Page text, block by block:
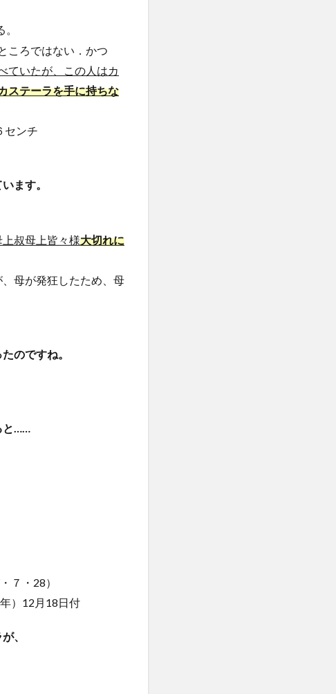
ころではない．かつ
ていたが、この人はカ
ステーラを手に持ちな
ンチ
ます。
叔母上皆々様大切れに
母が発狂したため、母
のですね。
と……
７・28）
）12月18日付
、